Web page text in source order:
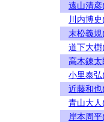
遠山清
川内博
末松義
道下大
高木錬
小里泰
近藤和
青山大
岸本周